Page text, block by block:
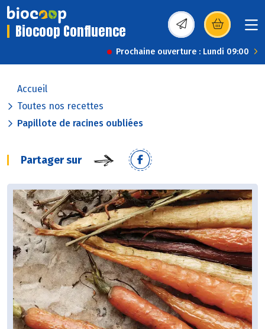
Biocoop Confluence (s’ouvre dans une
Prochaine ouverture : Lundi 09:00
Accueil
Toutes nos recettes
Papillote de racines oubliées
Partager sur